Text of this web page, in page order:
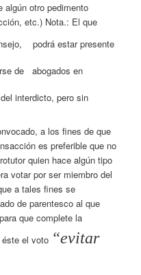
algún otro pedimento
etc.) Nota.: El que
podrá estar presente
de abogados en
interdicto, pero sin
a los fines de que
es preferible que no
quien hace algún tipo
votar por ser miembro del
a tales fines se
de parentesco al que
que complete la
el voto “evitar